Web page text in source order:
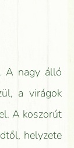
A nagy álló
a virágok
A koszorút
helyzete